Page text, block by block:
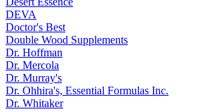
DEVA
Doctor's Best
Double Wood Supplements
Dr. Hoffman
Dr. Mercola
Dr. Murray's
Dr. Ohhira's, Essential Formulas Inc.
Dr. Whitaker